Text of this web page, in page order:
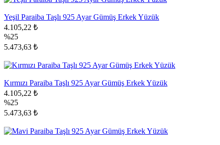
Yeşil Paraiba Taşlı 925 Ayar Gümüş Erkek Yüzük
4.105,22 ₺
%25
5.473,63 ₺
Kırmızı Paraiba Taşlı 925 Ayar Gümüş Erkek Yüzük
4.105,22 ₺
%25
5.473,63 ₺